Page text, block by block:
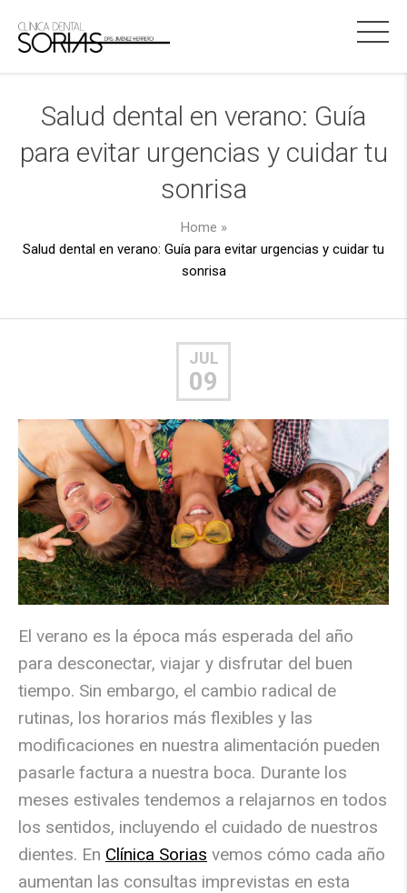
Salud dental en verano: Guía
para evitar urgencias y cuidar tu
sonrisa
Home »
Salud dental en verano: Guía para evitar urgencias y cuidar tu
sonrisa
JUL
09
El verano es la época más esperada del año
para desconectar, viajar y disfrutar del buen
tiempo. Sin embargo, el cambio radical de
rutinas, los horarios más flexibles y las
modificaciones en nuestra alimentación pueden
pasarle factura a nuestra boca. Durante los
meses estivales tendemos a relajarnos en todos
los sentidos, incluyendo el cuidado de nuestros
dientes. En Clínica Sorias vemos cómo cada año
aumentan las consultas imprevistas en esta